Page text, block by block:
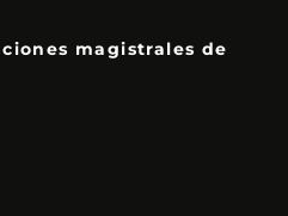
magistrales de